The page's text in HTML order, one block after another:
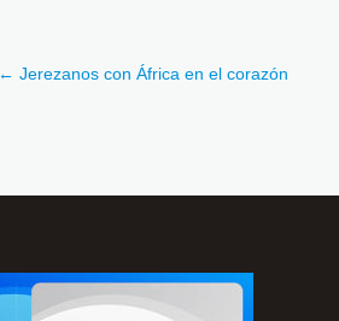
←Jerezanos con África en el corazón